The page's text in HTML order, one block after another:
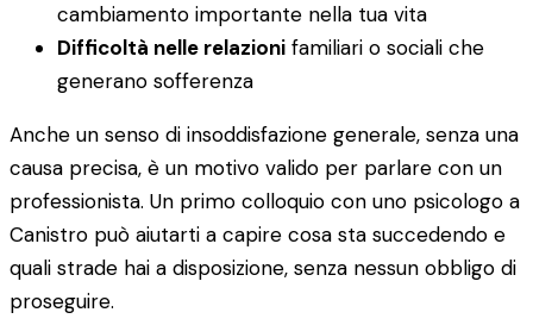
cambiamento importante nella tua vita
Difficoltà nelle relazioni familiari o sociali che
generano sofferenza
Anche un senso di insoddisfazione generale, senza una
causa precisa, è un motivo valido per parlare con un
professionista. Un primo colloquio con uno psicologo a
Canistro può aiutarti a capire cosa sta succedendo e
quali strade hai a disposizione, senza nessun obbligo di
proseguire.